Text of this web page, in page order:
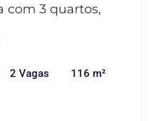
com 3 quartos,
2 Vagas 116 m²